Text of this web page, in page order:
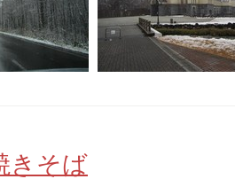
きそば